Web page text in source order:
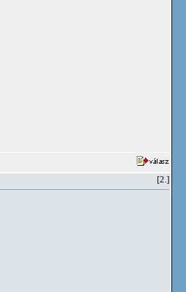
[2.]